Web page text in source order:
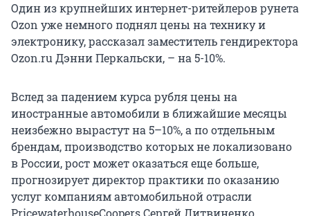
Один из крупнейших интернет-ритейлеров рунета
Ozon уже немного поднял цены на технику и
электронику, рассказал заместитель гендиректора
Ozon.ru Дэнни Перкальски, – на 5-10%.
Вслед за падением курса рубля цены на
иностранные автомобили в ближайшие месяцы
неизбежно вырастут на 5–10%, а по отдельным
брендам, производство которых не локализовано
в России, рост может оказаться еще больше,
прогнозирует директор практики по оказанию
услуг компаниям автомобильной отрасли
PricewaterhouseCoopers Сергей Литвиненко.